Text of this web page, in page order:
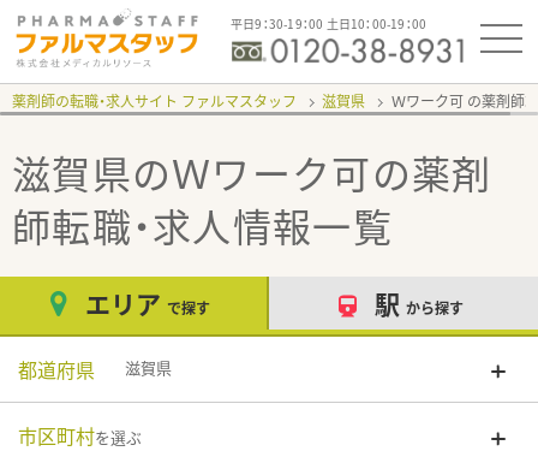
平日9：30-19：00 土日10：00-19：00
薬剤師の転職・求人サイト ファルマスタッフ 滋賀県 Ｗワーク可
滋賀県のＷワーク可の薬剤
師転職・求人情報一覧
エリア で探す 駅 から探す
都道府県 滋賀県
市区町村を選ぶ